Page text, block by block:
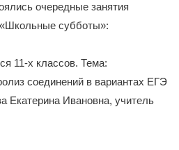
очередные занятия
«Школьные субботы»:
11-х классов. Тема:
соединений в вариантах ЕГЭ
Екатерина Ивановна, учитель